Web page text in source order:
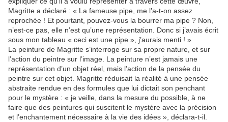
Magritte a déclaré : « La fameuse pipe, me l’a-t-on assez
reprochée ! Et pourtant, pouvez-vous la bourrer ma pipe ? Non,
n’est-ce pas, elle n’est qu’une représentation. Donc si j’avais écrit
sous mon tableau « ceci est une pipe », j’aurais menti ! »
La peinture de Magritte s’interroge sur sa propre nature, et sur
l’action du peintre sur l’image. La peinture n’est jamais une
représentation d’un objet réel, mais l’action de la pensée du
peintre sur cet objet. Magritte réduisait la réalité à une pensée
abstraite rendue en des formules que lui dictait son penchant
pour le mystère : « je veille, dans la mesure du possible, à ne
faire que des peintures qui suscitent le mystère avec la précision
et l’enchantement nécessaire à la vie des idées », déclara-t-il.